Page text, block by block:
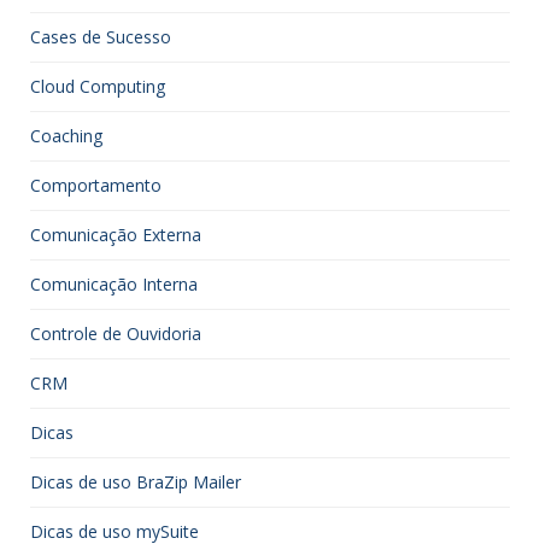
Cases de Sucesso
Cloud Computing
Coaching
Comportamento
Comunicação Externa
Comunicação Interna
Controle de Ouvidoria
CRM
Dicas
Dicas de uso BraZip Mailer
Dicas de uso mySuite